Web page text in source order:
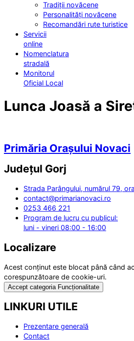
Tradiții novăcene
Personalități novăcene
Recomandări rute turistice
Servicii
online
Nomenclatura
stradală
Monitorul
Oficial Local
Lunca Joasă a
Primăria Orașului Novaci
Județul Gorj
Strada Parângului, numărul 79,
contact@primarianovaci.ro
0253 466 221
Program de lucru cu publicul:
luni - vineri 08:00 - 16:00
Localizare
Acest conținut este blocat până când
corespunzătoare de cookie-uri.
Accept categoria Funcționalitate
LINKURI UTILE
Prezentare generală
Contact